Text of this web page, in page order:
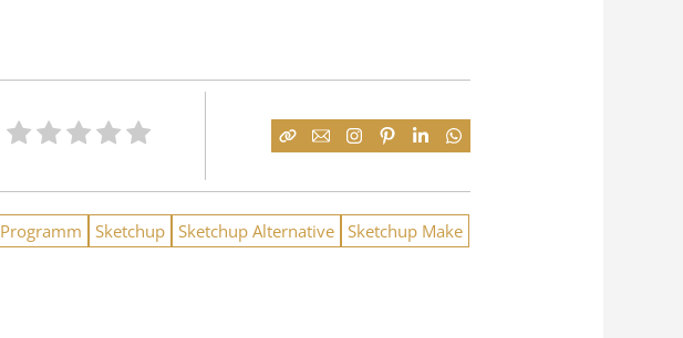
Programm Sketchup Sketchup Alternative Sketchup Make